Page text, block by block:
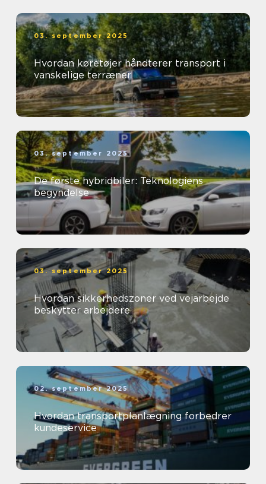
03. september 2025
Hvordan køretøjer håndterer transport i
vanskelige terræner
03. september 2025
De første hybridbiler: Teknologiens
begyndelse
03. september 2025
Hvordan sikkerhedszoner ved vejarbejde
beskytter arbejdere
02. september 2025
Hvordan transportplanlægning forbedrer
kundeservice